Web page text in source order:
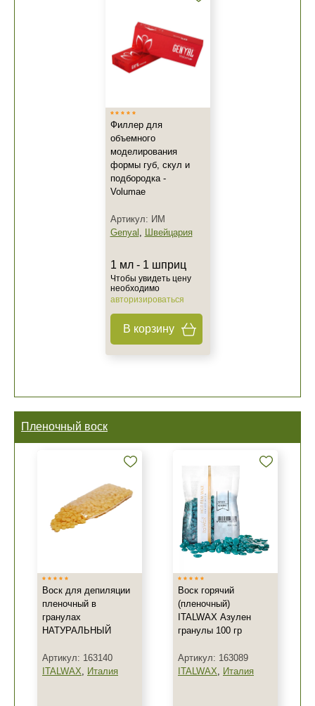
Филлер для
объемного
моделирования
формы губ, скул и
подбородка -
Volumae
Артикул: ИМ
Genyal , Швейцария
1 мл - 1 шприц
Чтобы увидеть цену
необходимо
авторизироваться
В корзину
Пленочный воск
Воск для депиляции
пленочный в
гранулах
НАТУРАЛЬНЫЙ
Артикул: 163140
ITALWAX, Италия
Воск горячий
(пленочный)
ITALWAX Азулен
гранулы 100 гр
Артикул: 163089
ITALWAX, Италия